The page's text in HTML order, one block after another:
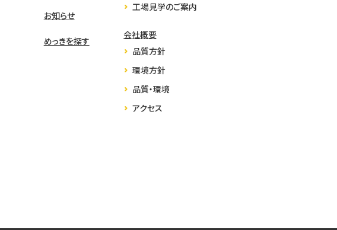
お知らせ
めっきを探す
工場見学のご案内
会社概要
品質方針
環境方針
品質・環境
アクセス